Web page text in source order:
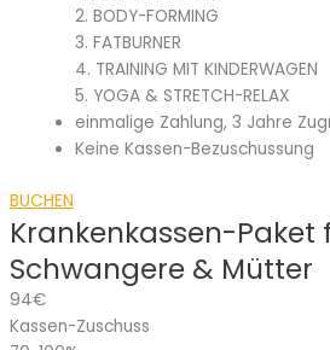
2. BODY-FORMING
3. FATBURNER
4. TRAINING MIT KINDERWAGEN
5. YOGA & STRETCH-RELAX
einmalige Zahlung, 3 Jahre
Keine Kassen-Bezuschussung
BUCHEN
Krankenkassen-Paket
Schwangere & Mütter
94€
Kassen-Zuschuss